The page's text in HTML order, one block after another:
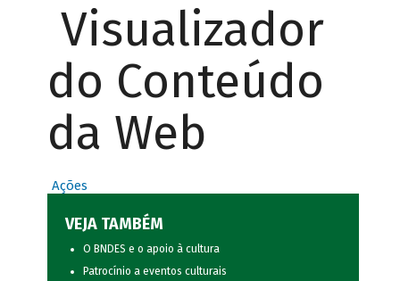
Visualizador
do Conteúdo
da Web
Ações
VEJA TAMBÉM
O BNDES e o apoio à cultura
Patrocínio a eventos culturais